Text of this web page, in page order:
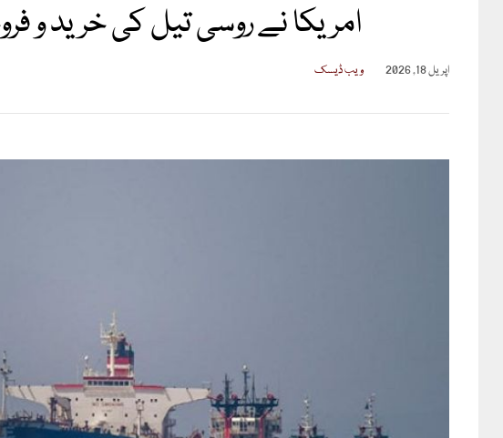
امریکا نے روسی تیل کی خرید و
اپریل 18, 2026 ویب ڈیسک